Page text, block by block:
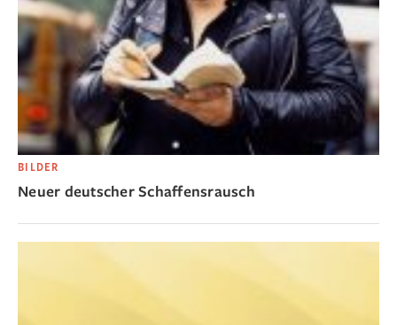
BILDER
Neuer deutscher Schaffensrausch